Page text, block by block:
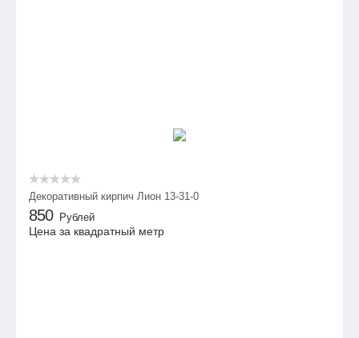
Декоративный кирпич Лион 13-31-0
850 Рублей
Цена за квадратный метр